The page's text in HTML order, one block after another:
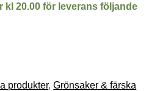
kl 20.00 för leverans följande
produkter,Grönsaker & färska